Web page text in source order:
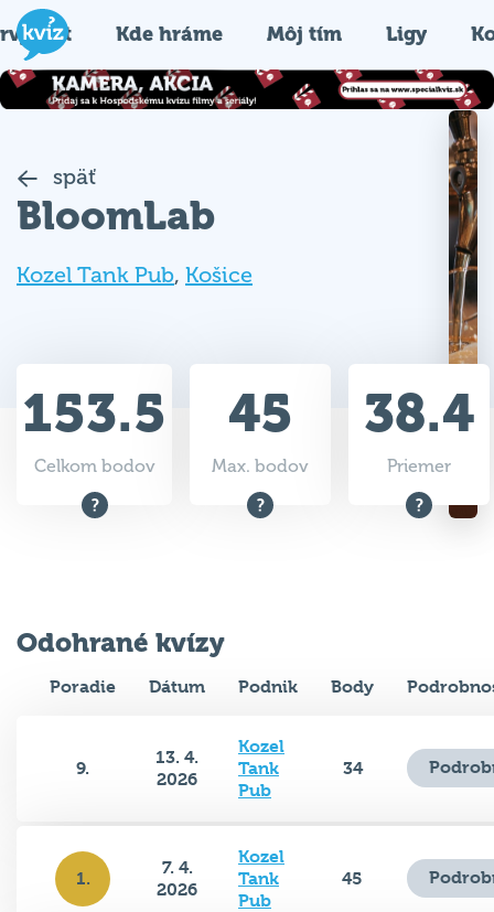
Kde hráme Môj tím Ligy
späť
BloomLab
Kozel Tank Pub, Košice
153.5
Celkom bodov
45
Max. bodov
38.4
Priemer
Odohrané kvízy
Poradie Dátum Podnik Body
9.
13. 4.
2026
Kozel
Tank
Pub
34
1.
7. 4.
2026
Kozel
Tank
Pub
45